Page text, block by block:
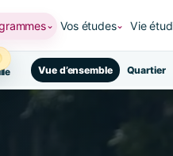
⌄ Vos études⌄ Vie
Vue d’ensemble Quartier